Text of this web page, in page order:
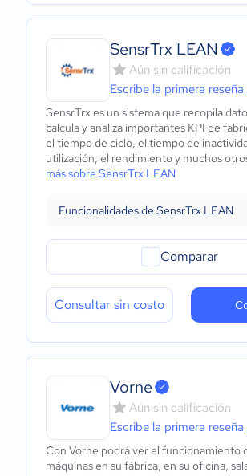
SensrTrx LEAN
Aún sin calificación
Escribe la primera reseña
SensrTrx es un sistema que recopila
calcula y analiza importantes KPI de
el tiempo de ciclo, el tiempo de
utilización, el rendimiento y muchos
más sobre SensrTrx LEAN
Funcionalidades de SensrTrx LEAN
Comparar
Consultar sin costo
Vorne
Aún sin calificación
Escribe la primera reseña
Con Vorne podrá ver el funcionamiento
máquinas en su fábrica, en su oficina,